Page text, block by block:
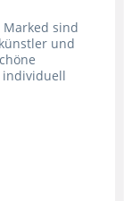
Marked sind
und
individuell